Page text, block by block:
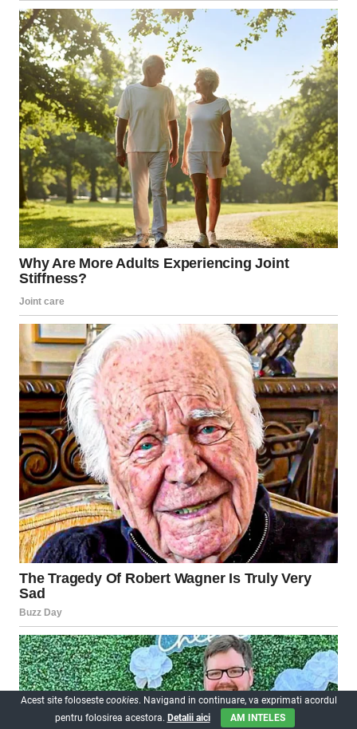
Acest site foloseste cookies. Navigand in continuare, va exprimati acordul
pentru folosirea acestora. Detalii aici AM INTELES